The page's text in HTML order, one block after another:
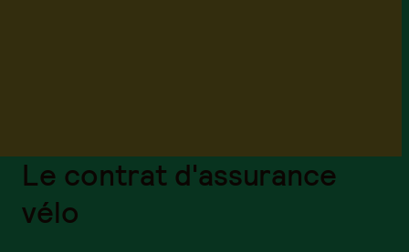
Le contrat d'assurance
vélo